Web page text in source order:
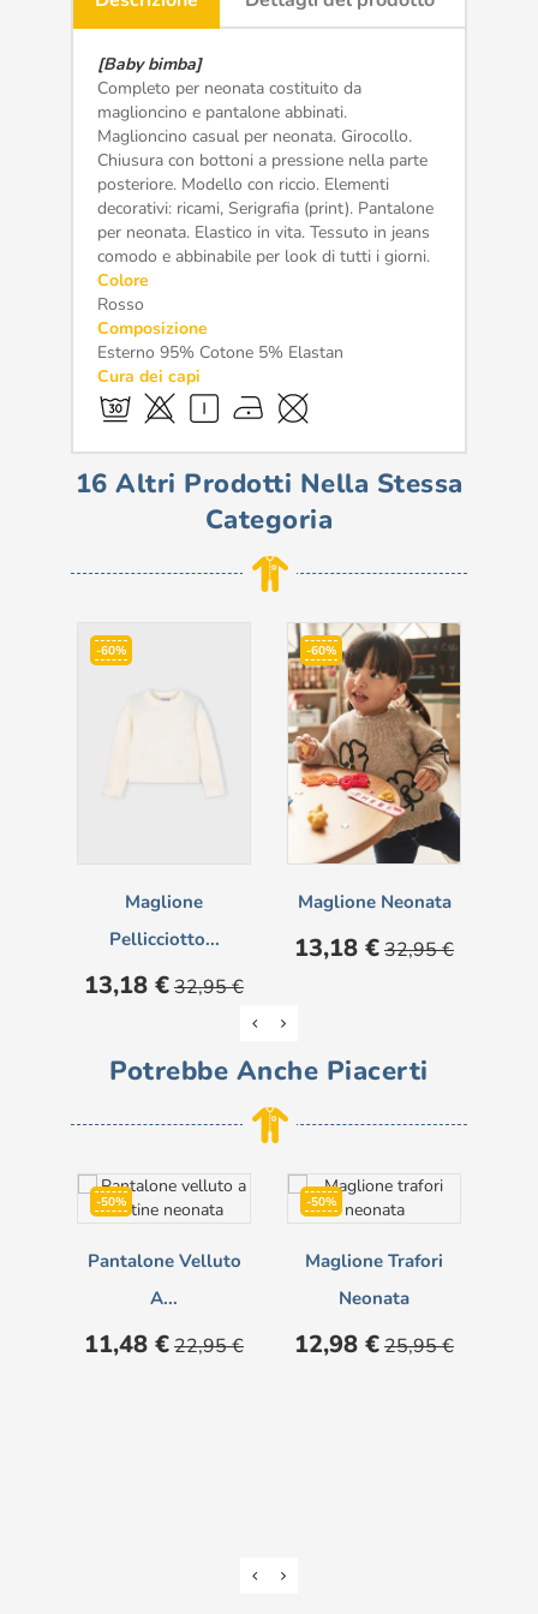
[Baby bimba]
Completo per neonata costituito da
maglioncino e pantalone abbinati.
Maglioncino casual per neonata. Girocollo.
Chiusura con bottoni a pressione nella parte
posteriore. Modello con riccio. Elementi
decorativi: ricami, Serigrafia (print). Pantalone
per neonata. Elastico in vita. Tessuto in jeans
comodo e abbinabile per look di tutti i giorni.
Colore
Rosso
Composizione
Esterno 95% Cotone 5% Elastan
Cura dei capi
16 Altri Prodotti Nella Stessa
Categoria
-60%
Maglione
Pellicciotto...
Prezzo
13,18 € Prezzo
base
32,95 €
-60%
Maglione Neonata
Prezzo
13,18 € Prezzo
base
32,95 €
Potrebbe Anche Piacerti
-50%
Pantalone Velluto
A...
Prezzo
11,48 € Prezzo
base
22,95 €
-50%
Maglione Trafori
Neonata
Prezzo
12,98 € Prezzo
base
25,95 €